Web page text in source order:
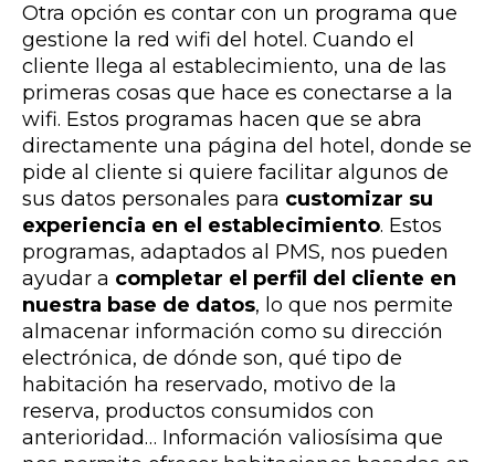
Otra opción es contar con un programa que
gestione la red wifi del hotel. Cuando el
cliente llega al establecimiento, una de las
primeras cosas que hace es conectarse a la
wifi. Estos programas hacen que se abra
directamente una página del hotel, donde se
pide al cliente si quiere facilitar algunos de
sus datos personales para customizar su
experiencia en el establecimiento. Estos
programas, adaptados al PMS, nos pueden
ayudar a completar el perfil del cliente en
nuestra base de datos, lo que nos permite
almacenar información como su dirección
electrónica, de dónde son, qué tipo de
habitación ha reservado, motivo de la
reserva, productos consumidos con
anterioridad… Información valiosísima que